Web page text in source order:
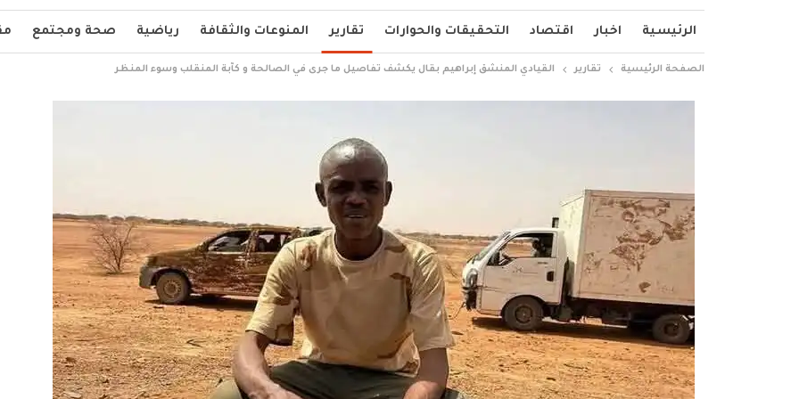
الرئيسية اخبار اقتصاد التحقيقات والحوارات تقارير المنوعات والثقافة رياضية صحة ومجتمع
الصفحة الرئيسية تقارير القيادي المنشق إبراهيم بقال يكشف تفاصيل ما جرى في الصالحة و كآبة المنقلب وسوء المنظر